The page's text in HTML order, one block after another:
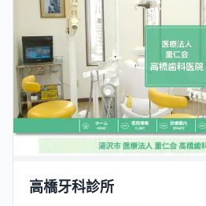
高橋牙科診所